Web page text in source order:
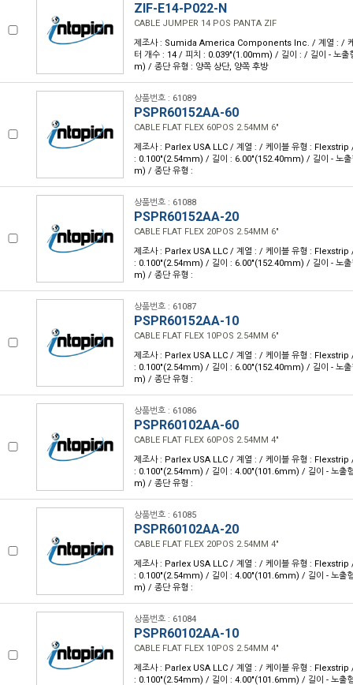
ZIF-E14-P022-N
CABLE JUMPER 14 POS PANTA ZIF
제조사 : Sumida America Components Inc. / 계열 : / 케
터 개수 : 14 / 피치 : 0.039"(1.00mm) / 길이 : / 길이 - 노출
m) / 종단 유형 : 양쪽 상단, 양쪽 후방
상품번호 : 61089
PSPR60152AA-60
CABLE FLAT FLEX 60POS 2.54MM 6"
제조사 : Parlex USA LLC / 계열 : / 케이블 유형 : Flexstrip
: 0.100"(2.54mm) / 길이 : 6.00"(152.40mm) / 길이 - 노
m) / 종단 유형 :
상품번호 : 61088
PSPR60152AA-20
CABLE FLAT FLEX 20POS 2.54MM 6"
제조사 : Parlex USA LLC / 계열 : / 케이블 유형 : Flexstrip
: 0.100"(2.54mm) / 길이 : 6.00"(152.40mm) / 길이 - 노
m) / 종단 유형 :
상품번호 : 61087
PSPR60152AA-10
CABLE FLAT FLEX 10POS 2.54MM 6"
제조사 : Parlex USA LLC / 계열 : / 케이블 유형 : Flexstrip
: 0.100"(2.54mm) / 길이 : 6.00"(152.40mm) / 길이 - 노
m) / 종단 유형 :
상품번호 : 61086
PSPR60102AA-60
CABLE FLAT FLEX 60POS 2.54MM 4"
제조사 : Parlex USA LLC / 계열 : / 케이블 유형 : Flexstrip
: 0.100"(2.54mm) / 길이 : 4.00"(101.6mm) / 길이 - 노출
m) / 종단 유형 :
상품번호 : 61085
PSPR60102AA-20
CABLE FLAT FLEX 20POS 2.54MM 4"
제조사 : Parlex USA LLC / 계열 : / 케이블 유형 : Flexstrip
: 0.100"(2.54mm) / 길이 : 4.00"(101.6mm) / 길이 - 노출
m) / 종단 유형 :
상품번호 : 61084
PSPR60102AA-10
CABLE FLAT FLEX 10POS 2.54MM 4"
제조사 : Parlex USA LLC / 계열 : / 케이블 유형 : Flexstrip
: 0.100"(2.54mm) / 길이 : 4.00"(101.6mm) / 길이 - 노출